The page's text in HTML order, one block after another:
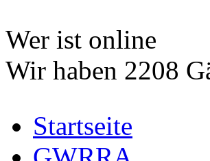
Wer ist online
Wir haben 2208
Startseite